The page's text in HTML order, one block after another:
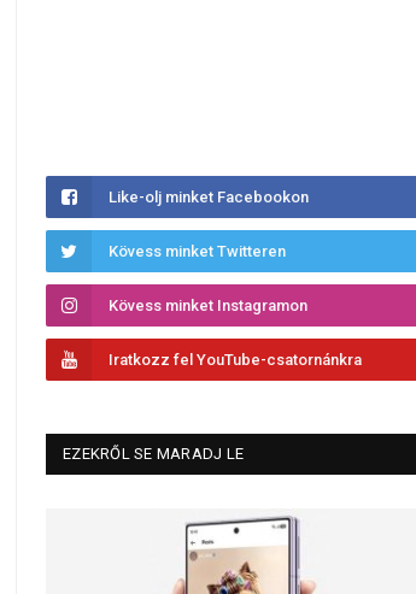
Like-olj minket Facebookon
Kövess minket Twitteren
Kövess minket Instagramon
Iratkozz fel YouTube-csatornánkra
EZEKRŐL SE MARADJ LE